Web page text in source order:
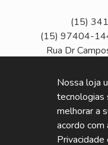
(15)
(15) 97404-
Rua Dr
Seg
Segunda a
Sábado
Nossa loja
tecnologias
melhorar a
acordo com
Privacidade